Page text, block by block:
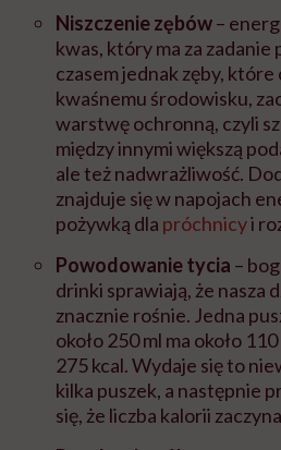
Niszczenie zębów–
kwas, który ma za zadanie
czasem jednak zęby,
kwaśnemu środowisku,
warstwę ochronną, czyli
między innymi większą
ale też nadwrażliwość.
znajduje się w napojach
pożywką dla próchnicyi
Powodowanie tycia –
drinki sprawiają, że nasza
znacznie rośnie. Jedna
około 250 ml ma około
275 kcal. Wydaje się to
kilka puszek, a następnie
się, że liczba kalorii